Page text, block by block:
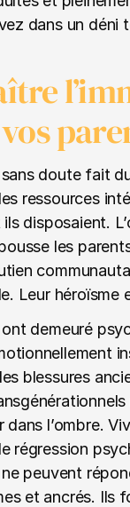
dans un déni
doute fait
ressources
disposaient.
les
Leur héroïsme
ont demeuré
blessures
dans l’ombre.
régression
peuvent
et ancrés. Ils